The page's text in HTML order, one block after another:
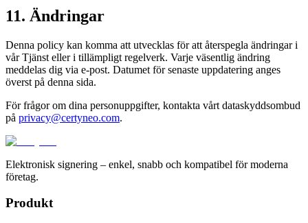
11. Ändringar
Denna policy kan komma att utvecklas för att återspegla ändringar i
vår Tjänst eller i tillämpligt regelverk. Varje väsentlig ändring
meddelas dig via e-post. Datumet för senaste uppdatering anges
överst på denna sida.
För frågor om dina personuppgifter, kontakta vårt dataskyddsombud
på privacy@certyneo.com.
Elektronisk signering – enkel, snabb och kompatibel för moderna
företag.
Produkt